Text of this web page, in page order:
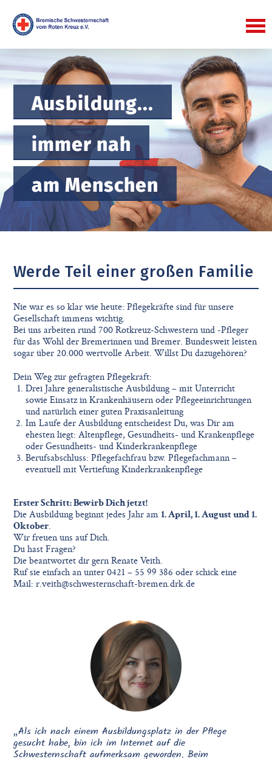
Ausbildung...
immer nah
am Menschen
Werde Teil einer großen Familie
Nie war es so klar wie heute: Pflegekräfte sind für unsere
Gesellschaft immens wichtig.
Bei uns arbeiten rund 700 Rotkreuz-Schwestern und -Pfleger
für das Wohl der Bremerinnen und Bremer. Bundesweit leisten
sogar über 20.000 wertvolle Arbeit. Willst Du dazugehören?
Dein Weg zur gefragten Pflegekraft:
Drei Jahre generalistische Ausbildung – mit Unterricht
sowie Einsatz in Krankenhäusern oder Pflegeeinrichtungen
und natürlich einer guten Praxisanleitung
Im Laufe der Ausbildung entscheidest Du, was Dir am
ehesten liegt: Altenpflege, Gesundheits- und Krankenpflege
oder Gesundheits- und Kinderkrankenpflege
Berufsabschluss: Pflegefachfrau bzw. Pflegefachmann –
eventuell mit Vertiefung Kinderkrankenpflege
Erster Schritt: Bewirb Dich jetzt!
Die Ausbildung beginnt jedes Jahr am1. April, 1. August und 1.
Oktober
Wir freuen uns auf Dich.
Du hast Fragen?
Die beantwortet dir gern Renate Veith.
Ruf sie einfach an unter 0421 – 55 99 386 oder schick eine
Mail: r.veith@schwesternschaft-bremen.drk.de
„Als ich nach einem Ausbildungsplatz in der Pflege
gesucht habe, bin ich im Internet auf die
Schwesternschaft aufmerksam geworden. Beim